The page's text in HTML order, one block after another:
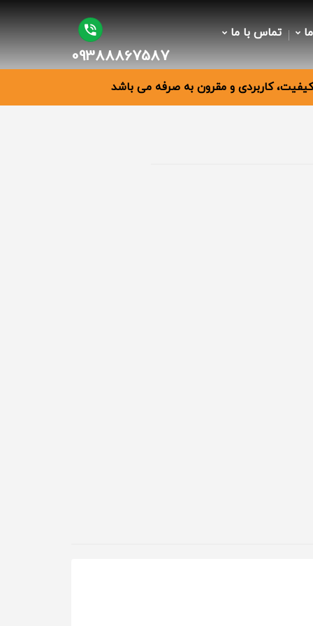
تماس با ما
09388867587
کاربردی و مقرون به صرفه می باشد